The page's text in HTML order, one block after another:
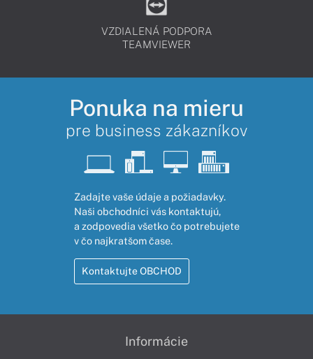
VZDIALENÁ PODPORA
TEAMVIEWER
Ponuka na mieru
pre business zákazníkov
Zadajte vaše údaje a požiadavky.
Naši obchodníci vás kontaktujú,
a zodpovedia všetko čo potrebujete
v čo najkratšom čase.
Kontaktujte OBCHOD
Informácie